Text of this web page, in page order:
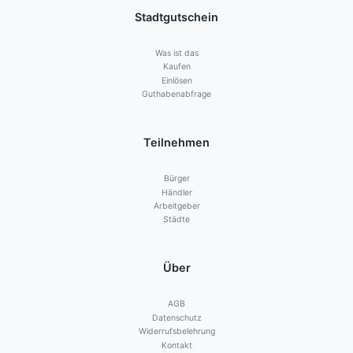
Stadtgutschein
Was ist das
Kaufen
Einlösen
Guthabenabfrage
Teilnehmen
Bürger
Händler
Arbeitgeber
Städte
Über
AGB
Datenschutz
Widerrufsbelehrung
Kontakt